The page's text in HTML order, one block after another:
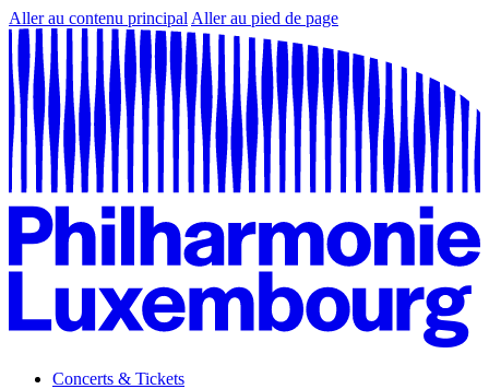
Aller au contenu principal Aller au pied de page
Concerts & Tickets